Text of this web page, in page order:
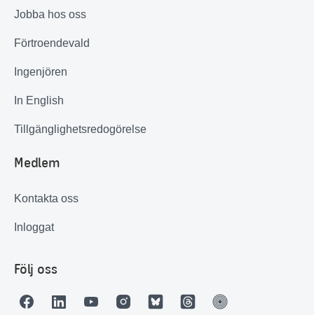
Jobba hos oss
Förtroendevald
Ingenjören
In English
Tillgänglighetsredogörelse
Medlem
Kontakta oss
Inloggat
Följ oss